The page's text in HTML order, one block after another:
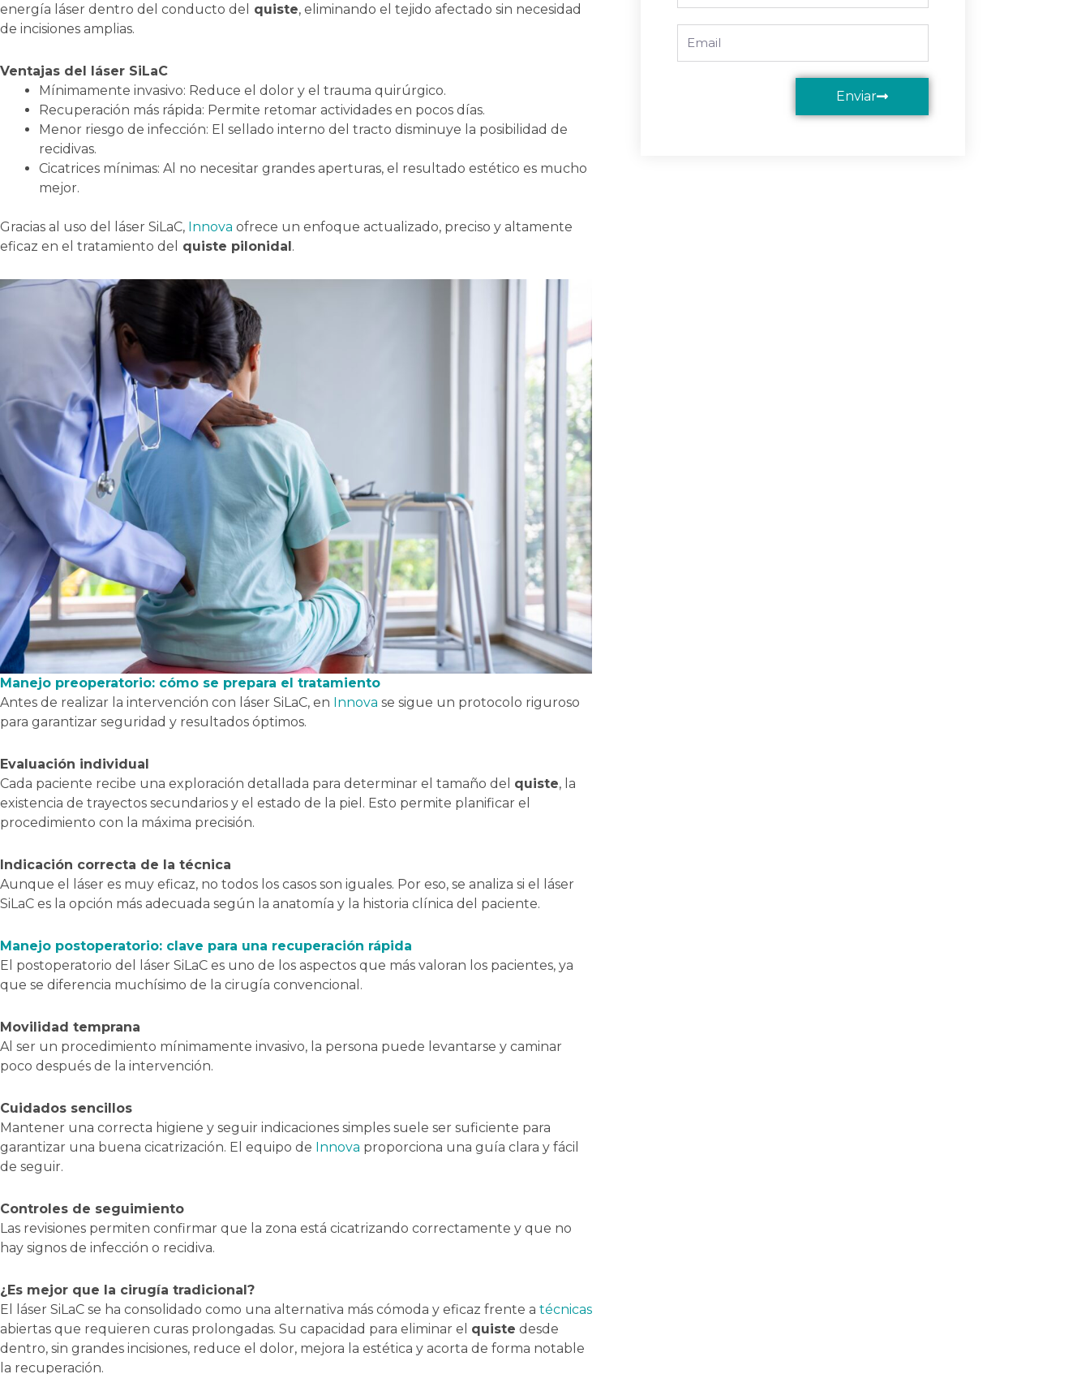
energía láser dentro del conducto del
quiste, eliminando el tejido afectado sin necesidad
de incisiones amplias.
Ventajas del láser SiLaC
Mínimamente invasivo: Reduce el dolor y el trauma quirúrgico.
Recuperación más rápida: Permite retomar actividades en pocos días.
Menor riesgo de infección: El sellado interno del tracto disminuye la posibilidad de
recidivas.
Cicatrices mínimas: Al no necesitar grandes aperturas, el resultado estético es mucho
mejor.
Gracias al uso del láser SiLaC, Innova ofrece un enfoque actualizado, preciso y altamente
eficaz en el tratamiento del
quiste pilonidal.
Manejo preoperatorio: cómo se prepara el tratamiento
Antes de realizar la intervención con láser SiLaC, en Innova se sigue un protocolo riguroso
para garantizar seguridad y resultados óptimos.
Evaluación individual
Cada paciente recibe una exploración detallada para determinar el tamaño del quiste, la
existencia de trayectos secundarios y el estado de la piel. Esto permite planificar el
procedimiento con la máxima precisión.
Indicación correcta de la técnica
Aunque el láser es muy eficaz, no todos los casos son iguales. Por eso, se analiza si el láser
SiLaC es la opción más adecuada según la anatomía y la historia clínica del paciente.
Manejo postoperatorio: clave para una recuperación rápida
El postoperatorio del láser SiLaC es uno de los aspectos que más valoran los pacientes, ya
que se diferencia muchísimo de la cirugía convencional.
Movilidad temprana
Al ser un procedimiento mínimamente invasivo, la persona puede levantarse y caminar
poco después de la intervención.
Cuidados sencillos
Mantener una correcta higiene y seguir indicaciones simples suele ser suficiente para
garantizar una buena cicatrización. El equipo de Innova proporciona una guía clara y fácil
de seguir.
Controles de seguimiento
Las revisiones permiten confirmar que la zona está cicatrizando correctamente y que no
hay signos de infección o recidiva.
¿Es mejor que la cirugía tradicional?
El láser SiLaC se ha consolidado como una alternativa más cómoda y eficaz frente a técnicas
abiertas que requieren curas prolongadas. Su capacidad para eliminar el quiste desde
dentro, sin grandes incisiones, reduce el dolor, mejora la estética y acorta de forma notable
la recuperación.
Enviar